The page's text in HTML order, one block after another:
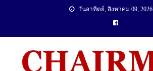
วันอาทิตย์, สิงหาคม 09, 2026